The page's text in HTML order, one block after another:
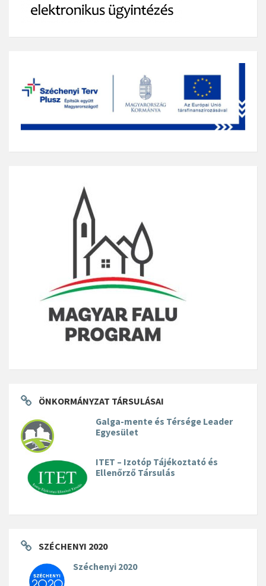
ÖNKORMÁNYZAT TÁRSULÁSAI
Galga-mente és Térsége Leader
Egyesület
ITET – Izotóp Tájékoztató és
Ellenőrző Társulás
SZÉCHENYI 2020
Széchenyi 2020